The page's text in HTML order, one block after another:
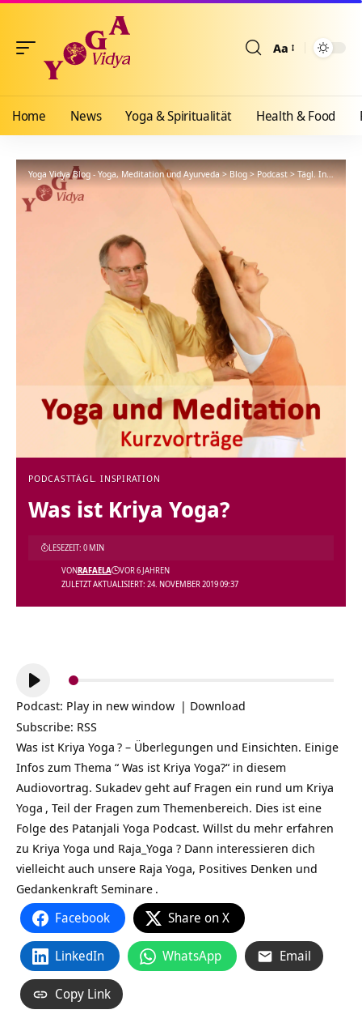
Aa
Home News Yoga & Spiritualität Health & Food
Yoga Vidya Blog - Yoga, Meditation und Ayurveda>Blog>Podcast>Tägl. Inspiration
PODCASTTÄGL. INSPIRATION
Was ist Kriya Yoga?
ZULETZT AKTUALISIERT: 24. NOVEMBER 2019 09:37
VONRAFAELA VOR 6 JAHREN
LESEZEIT: 0 MIN
Audio-
Player
Podcast: Play in new window | Download
Subscribe: RSS
Was ist Kriya Yoga ? – Überlegungen und Einsichten. Einige
Infos zum Thema “ Was ist Kriya Yoga?“ in diesem
Audiovortrag. Sukadev geht auf Fragen ein rund um Kriya
Yoga , Teil der Fragen zum Themenbereich. Dies ist eine
Folge des Patanjali Yoga Podcast. Willst du mehr erfahren
zu Kriya Yoga und Raja_Yoga ? Dann interessieren dich
vielleicht auch unsere Raja Yoga, Positives Denken und
Gedankenkraft Seminare .
Facebook Share on X
LinkedIn WhatsApp Email
Copy Link